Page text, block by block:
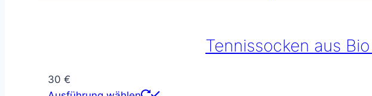
Tennissocken aus
30 €